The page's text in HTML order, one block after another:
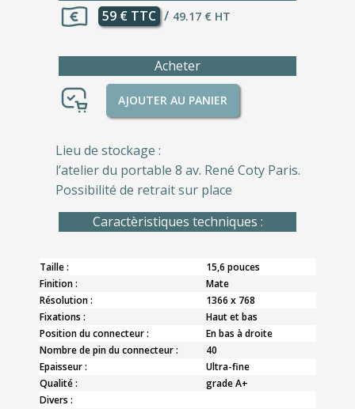
59 € TTC / 49.17 € HT
Acheter
AJOUTER AU PANIER
Lieu de stockage :
l’atelier du portable 8 av. René Coty Paris.
Possibilité de retrait sur place
Caractèristiques techniques :
Taille :
15,6 pouces
Finition :
Mate
Résolution :
1366 x 768
Fixations :
Haut et bas
Position du connecteur :
En bas à droite
Nombre de pin du connecteur :
40
Epaisseur :
Ultra-fine
Qualité :
grade A+
Divers :